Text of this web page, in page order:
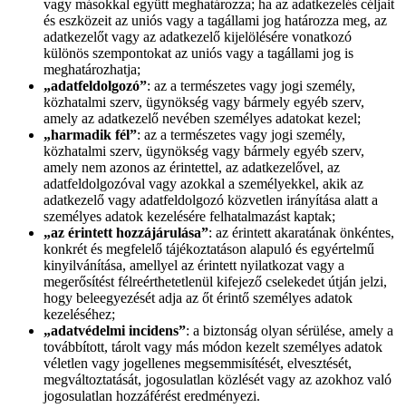
vagy másokkal együtt meghatározza; ha az adatkezelés céljait
és eszközeit az uniós vagy a tagállami jog határozza meg, az
adatkezelőt vagy az adatkezelő kijelölésére vonatkozó
különös szempontokat az uniós vagy a tagállami jog is
meghatározhatja;
„adatfeldolgozó”: az a természetes vagy jogi személy,
közhatalmi szerv, ügynökség vagy bármely egyéb szerv,
amely az adatkezelő nevében személyes adatokat kezel;
„harmadik fél”: az a természetes vagy jogi személy,
közhatalmi szerv, ügynökség vagy bármely egyéb szerv,
amely nem azonos az érintettel, az adatkezelővel, az
adatfeldolgozóval vagy azokkal a személyekkel, akik az
adatkezelő vagy adatfeldolgozó közvetlen irányítása alatt a
személyes adatok kezelésére felhatalmazást kaptak;
„az érintett hozzájárulása”: az érintett akaratának önkéntes,
konkrét és megfelelő tájékoztatáson alapuló és egyértelmű
kinyilvánítása, amellyel az érintett nyilatkozat vagy a
megerősítést félreérthetetlenül kifejező cselekedet útján jelzi,
hogy beleegyezését adja az őt érintő személyes adatok
kezeléséhez;
„adatvédelmi incidens”: a biztonság olyan sérülése, amely a
továbbított, tárolt vagy más módon kezelt személyes adatok
véletlen vagy jogellenes megsemmisítését, elvesztését,
megváltoztatását, jogosulatlan közlését vagy az azokhoz való
jogosulatlan hozzáférést eredményezi.